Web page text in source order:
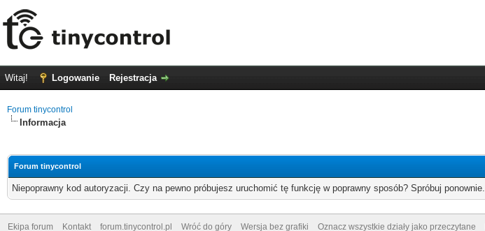
Witaj! Logowanie Rejestracja
Forum tinycontrol
Informacja
Forum tinycontrol
Niepoprawny kod autoryzacji. Czy na pewno próbujesz uruchomić tę funkcję w poprawny sposób? Spróbuj ponownie.
Ekipa forum Kontakt forum.tinycontrol.pl Wróć do góry Wersja bez grafiki Oznacz wszystkie działy jako przeczytane